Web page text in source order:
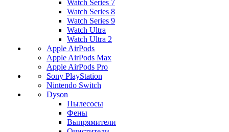
Watch Series 7
Watch Series 8
Watch Series 9
Watch Ultra
Watch Ultra 2
Apple AirPods
Apple AirPods Max
Apple AirPods Pro
Sony PlayStation
Nintendo Switch
Dyson
Пылесосы
Фены
Выпрямители